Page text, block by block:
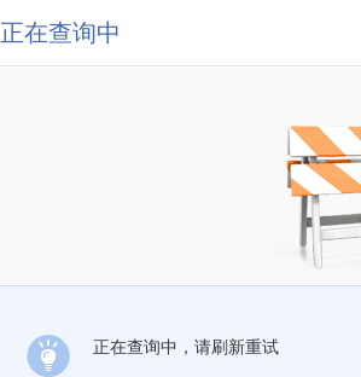
正在查询中
正在查询中，请刷新重试